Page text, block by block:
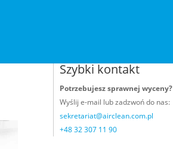
Szybki kontakt
Potrzebujesz sprawnej wyceny?
Wyślij e-mail lub zadzwoń do nas:
sekretariat@airclean.com.pl
+48 32 307 11 90